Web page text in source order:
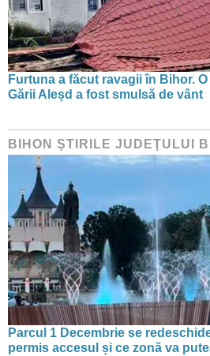
Furtuna a făcut ravagii în Bihor.
Gării Aleșd a fost smulsă de vânt
BIHON ŞTIRILE JUDEŢULUI
Parcul 1 Decembrie se
permis accesul și ce zonă va